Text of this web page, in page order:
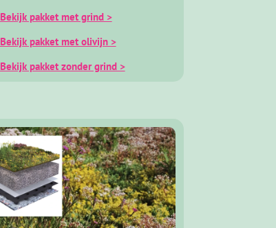
Bekijk pakket met grind >
Bekijk pakket met olivijn >
Bekijk pakket zonder grind >